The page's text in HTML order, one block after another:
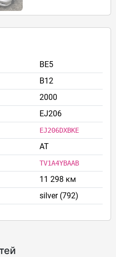
BE5
B12
2000
EJ206
EJ206DXBKE
AT
TV1A4YBAAB
11 298 км
silver (792)